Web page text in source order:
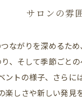
サロンの雰
ながりを深めるた
、そして季節ごと
ントの様子、さらに
楽しさや新しい発見